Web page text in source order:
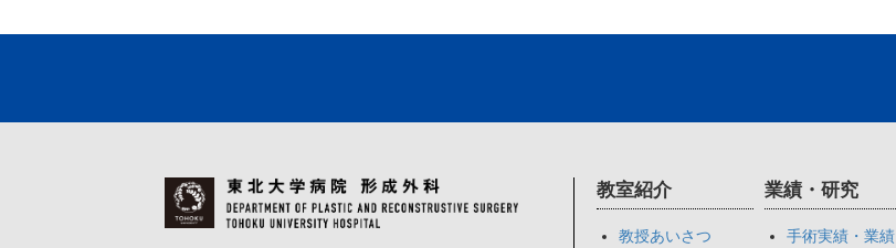
教室紹介
教授あいさつ
業績・研究
手術実績・業績